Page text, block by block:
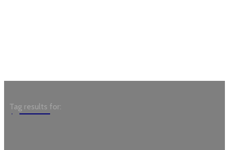
Garden
Tag results for: